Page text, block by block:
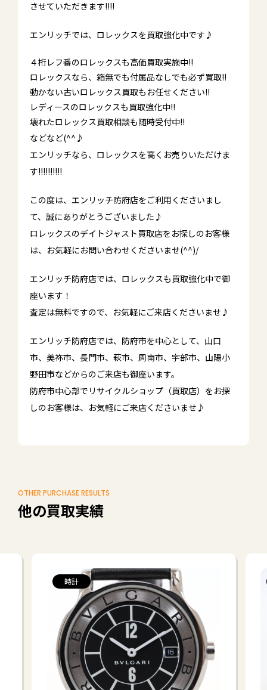
させていただきます!!!!
エンリッチでは、ロレックスを買取強化中です♪
４桁レフ番のロレックスも高価買取実施中!!
ロレックスなら、箱無でも付属品なしでも必ず買取!!
動かない古いロレックス買取もお任せください!!
レディースのロレックスも買取強化中!!
壊れたロレックス買取相談も随時受付中!!
などなど(^^♪
エンリッチなら、ロレックスを高くお売りいただけま
す!!!!!!!!!!
この度は、エンリッチ防府店をご利用くださいまし
て、誠にありがとうございました♪
ロレックスのデイトジャスト買取店をお探しのお客様
は、お気軽にお問い合わせくださいませ(^^)/
エンリッチ防府店では、ロレックスも買取強化中で御
座います！
査定は無料ですので、お気軽にご来店くださいませ♪
エンリッチ防府店では、防府市を中心として、山口
市、美祢市、長門市、萩市、周南市、宇部市、山陽小
野田市などからのご来店も御座います。
防府市中心部でリサイクルショップ（買取店）をお探
しのお客様は、お気軽にご来店くださいませ♪
OTHER PURCHASE RESULTS
他の買取実績
時計